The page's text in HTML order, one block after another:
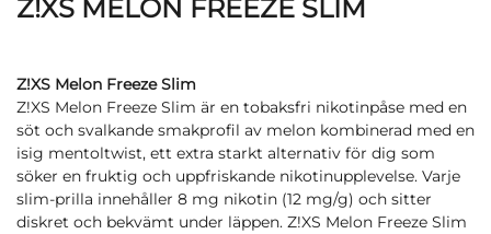
Z!XS MELON FREEZE SLIM
Z!XS Melon Freeze Slim
Z!XS Melon Freeze Slim är en tobaksfri nikotinpåse med en
söt och svalkande smakprofil av melon kombinerad med en
isig mentoltwist, ett extra starkt alternativ för dig som
söker en fruktig och uppfriskande nikotinupplevelse. Varje
slim-prilla innehåller 8 mg nikotin (12 mg/g) och sitter
diskret och bekvämt under läppen. Z!XS Melon Freeze Slim